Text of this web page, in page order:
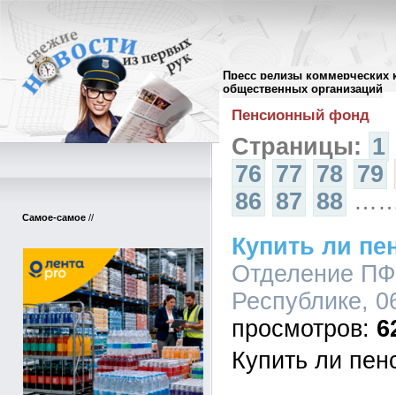
Пресс релизы коммерческих
общественных организаций
Самое-самое //
Архив пресс-релизов//
Пенсионный фонд
Страницы: 1
76 77 78 79
86 87 88
Купить ли
Отделение
Республике,
Купить ли